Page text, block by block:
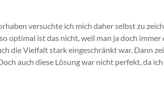
versuchte ich mich daher selbst zu
optimal ist das nicht, weil man ja doch immer
die Vielfalt stark eingeschränkt war. Dann
auch diese Lösung war nicht perfekt, da